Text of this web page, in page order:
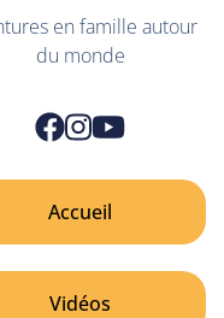
en famille autour
du monde
Accueil
Vidéos